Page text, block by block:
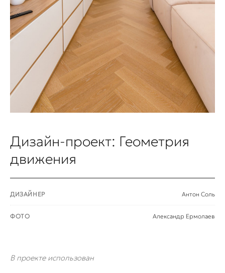
Дизайн-проект: Геометрия
движения
ДИЗАЙНЕР Антон Соль
ФОТО Александр Ермолаев
В проекте использован